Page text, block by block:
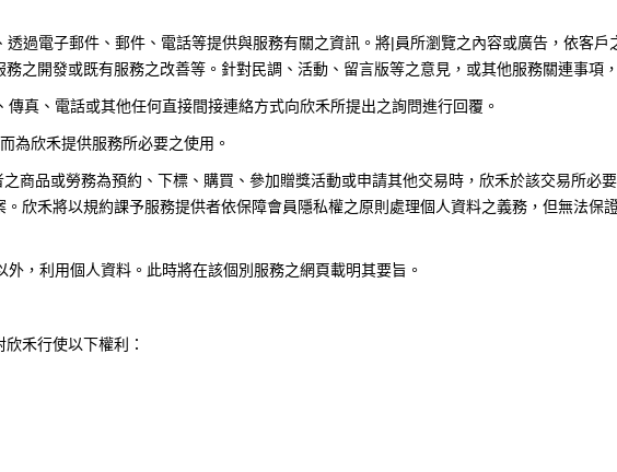
過電子郵件、郵件、電話等提供與服務有關之資訊。將|員所瀏覽之內容或廣告，依客
之開發或既有服務之改善等。針對民調、活動、留言版等之意見，或其他服務關連事項
真、電話或其他任何直接間接連絡方式向欣禾所提出之詢問進行回覆。
為欣禾提供服務所必要之使用。
商品或勞務為預約、下標、購買、參加贈獎活動或申請其他交易時，欣禾於該交易所必
欣禾將以規約課予服務提供者依保障會員隱私權之原則處理個人資料之義務，但無法保
，利用個人資料。此時將在該個別服務之網頁載明其要旨。
禾行使以下權利：